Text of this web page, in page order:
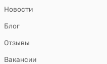
Новости
Блог
Отзывы
Вакансии